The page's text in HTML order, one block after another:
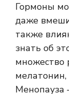
Гормоны
даже
также
знать об
множество
мелатонин,
Менопауза